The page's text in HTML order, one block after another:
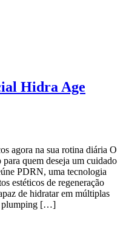
Hidra Age
agora na sua rotina diária O
quem deseja um cuidado
PDRN, uma tecnologia
estéticos de regeneração
de hidratar em múltiplas
plumping […]